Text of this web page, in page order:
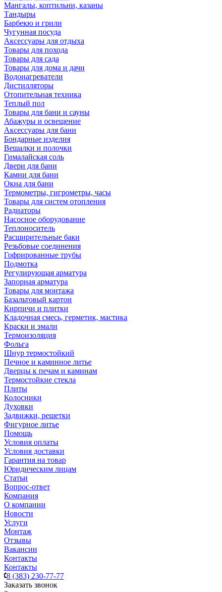
Мангалы, коптильни, казаны
Тандыры
Барбекю и грили
Чугунная посуда
Аксессуары для отдыха
Товары для похода
Товары для сада
Товары для дома и дачи
Водонагреватели
Дистилляторы
Отопительная техника
Теплый пол
Товары для бани и сауны
Абажуры и освещение
Аксессуары для бани
Бондарные изделия
Вешалки и полочки
Гималайская соль
Двери для бани
Камни для бани
Окна для бани
Термометры, гигрометры, часы
Товары для систем отопления
Радиаторы
Насосное оборудование
Теплоноситель
Расширительные баки
Резьбовые соединения
Гофрированные трубы
Подмотка
Регулирующая арматура
Запорная арматура
Товары для монтажа
Базальтовый картон
Кирпичи и плитки
Кладочная смесь, герметик, мастика
Краски и эмали
Термоизоляция
Фольга
Шнур термостойкий
Печное и каминное литье
Дверцы к печам и каминам
Термостойкие стекла
Плиты
Колосники
Духовки
Задвижки, решетки
Фигурное литье
Помощь
Условия оплаты
Условия доставки
Гарантия на товар
Юридическим лицам
Статьи
Вопрос-ответ
Компания
О компании
Новости
Услуги
Монтаж
Отзывы
Вакансии
Контакты
Контакты
8 (383) 230-77-77
Заказать звонок